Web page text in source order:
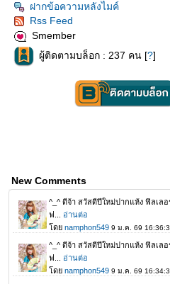
ฝากข้อความหลังไมค์
Rss Feed
Smember
ผู้ติดตามบล็อก : 237 คน [?]
New Comments